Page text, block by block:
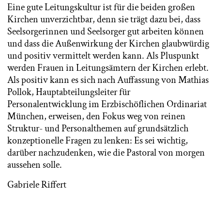
Eine gute Leitungskultur ist für die beiden großen
Kirchen unverzichtbar, denn sie trägt dazu bei, dass
Seelsorgerinnen und Seelsorger gut arbeiten können
und dass die Außenwirkung der Kirchen glaubwürdig
und positiv vermittelt werden kann. Als Pluspunkt
werden Frauen in Leitungsämtern der Kirchen erlebt.
Als positiv kann es sich nach Auffassung von Mathias
Pollok, Hauptabteilungsleiter für
Personalentwicklung im Erzbischöflichen Ordinariat
München, erweisen, den Fokus weg von reinen
Struktur- und Personalthemen auf grundsätzlich
konzeptionelle Fragen zu lenken: Es sei wichtig,
darüber nachzudenken, wie die Pastoral von morgen
aussehen solle.
Gabriele Riffert